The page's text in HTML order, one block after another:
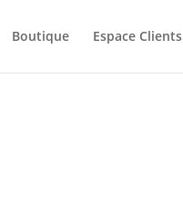
Boutique Espace Clients